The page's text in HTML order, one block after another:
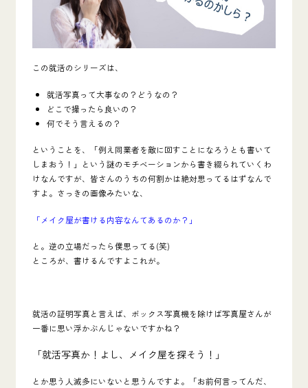
この就活のシリーズは、
就活写真って大事なの？どうなの？
どこで撮ったら良いの？
何でそう言えるの？
ということを、
「例え同業者を敵に回すことになろうとも書いて
しまおう！」という謎のモチベーションから書き綴られていく わ
けなんですが、皆さんのうちの何割かは絶対思ってるはずなんで
すよ。さっきの画像みたいな、
「メイク屋が書ける内容なんてあるのか？」
と。逆の立場だったら僕思ってる(笑)
ところが、書けるんですよこれが。
就活の証明写真と言えば、ボックス写真機を除けば写真屋さんが
一番に思い浮かぶんじゃないですかね？
「就活写真か！よし、メイク屋を探そう！」
とか思う人滅多にいないと思うんですよ。「お前何言ってんだ、